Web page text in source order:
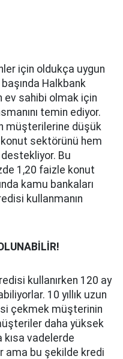
için oldukça uygun
Halkbank
ev sahibi olmak için
temin ediyor.
müşterilerine düşük
sektörünü hem
Bu
1,20 faizle konut
kamu bankaları
kullanmanın
kullanırken 120 ay
10 yıllık uzun
çekmek müşterinin
daha yüksek
kısa vadelerde
ama bu şekilde kredi